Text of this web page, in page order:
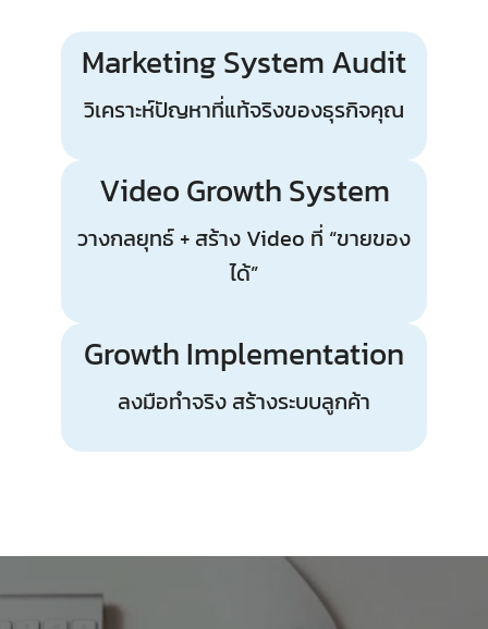
Marketing System Audit
วิเคราะห์ปัญหาที่แท้จริงของธุรกิจคุณ
Video Growth System
วางกลยุทธ์ + สร้าง Video ที่ “ขายของ
ได้”
Growth Implementation
ลงมือทำจริง สร้างระบบลูกค้า